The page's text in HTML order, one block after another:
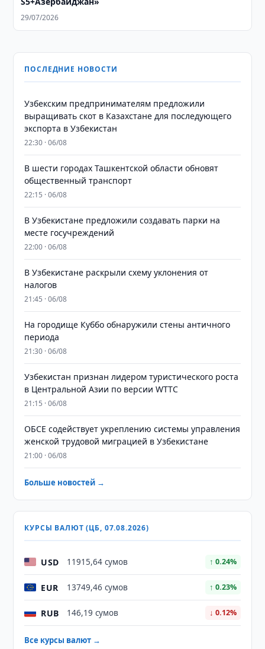
29/07/2026
ПОСЛЕДНИЕ НОВОСТИ
Узбекским предпринимателям предложили
выращивать скот в Казахстане для последующего
экспорта в Узбекистан
22:30 · 06/08
В шести городах Ташкентской области обновят
общественный транспорт
22:15 · 06/08
В Узбекистане предложили создавать парки на
месте госучреждений
22:00 · 06/08
В Узбекистане раскрыли схему уклонения от
налогов
21:45 · 06/08
На городище Куббо обнаружили стены античного
периода
21:30 · 06/08
Узбекистан признан лидером туристического роста
в Центральной Азии по версии WTTC
21:15 · 06/08
ОБСЕ содействует укреплению системы управления
женской трудовой миграцией в Узбекистане
21:00 · 06/08
Больше новостей →
КУРСЫ ВАЛЮТ (ЦБ, 07.08.2026)
USD 11915,64 сумов ↑ 0.24%
EUR 13749,46 сумов ↑ 0.23%
RUB 146,19 сумов ↓ 0.12%
Все курсы валют →